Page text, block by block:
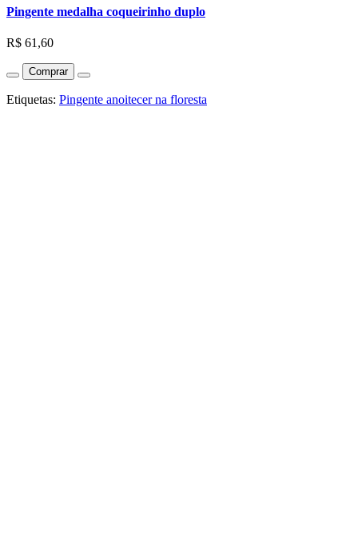
Pingente medalha coqueirinho duplo
R$ 61,60
Comprar
Etiquetas: Pingente anoitecer na floresta